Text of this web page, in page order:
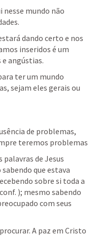
nesse mundo não
dando certo e nos
inseridos é um
angústias.
ter um mundo
sejam eles gerais ou
de problemas,
teremos problemas
palavras de Jesus
que estava
sobre si toda a
); mesmo sabendo
com seus
A paz em Cristo